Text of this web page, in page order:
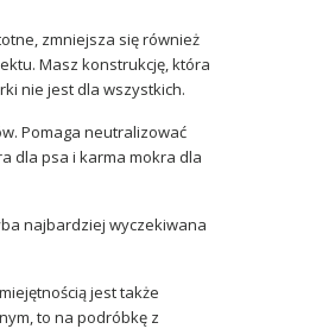
zmniejsza się również
Masz konstrukcję, która
nie jest dla wszystkich.
Pomaga neutralizować
dla psa i karma mokra dla
najbardziej wyczekiwana
jest także
to na podróbkę z